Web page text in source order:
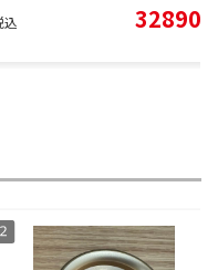
込 32890